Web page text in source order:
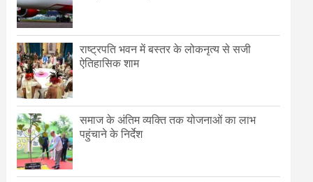
राष्ट्रपति भवन में बस्तर के लोकनृत्य से सजी
ऐतिहासिक शाम
समाज के अंतिम व्यक्ति तक योजनाओं का लाभ
पहुंचाने के निर्देश